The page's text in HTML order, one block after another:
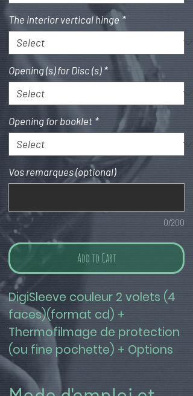
The interior vertical hinge *
Opening (s) for Disc (s) *
Opening for booklet *
Vos remarques (optional)
0/200
Add to Cart
DigiSleeve couleur 2 volets (4
faces)(format cd) +
Thermofilmage de protection
(ou fine pochette) + Options